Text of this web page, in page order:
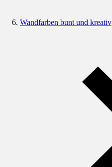
Wandfarben bunt und kreativ